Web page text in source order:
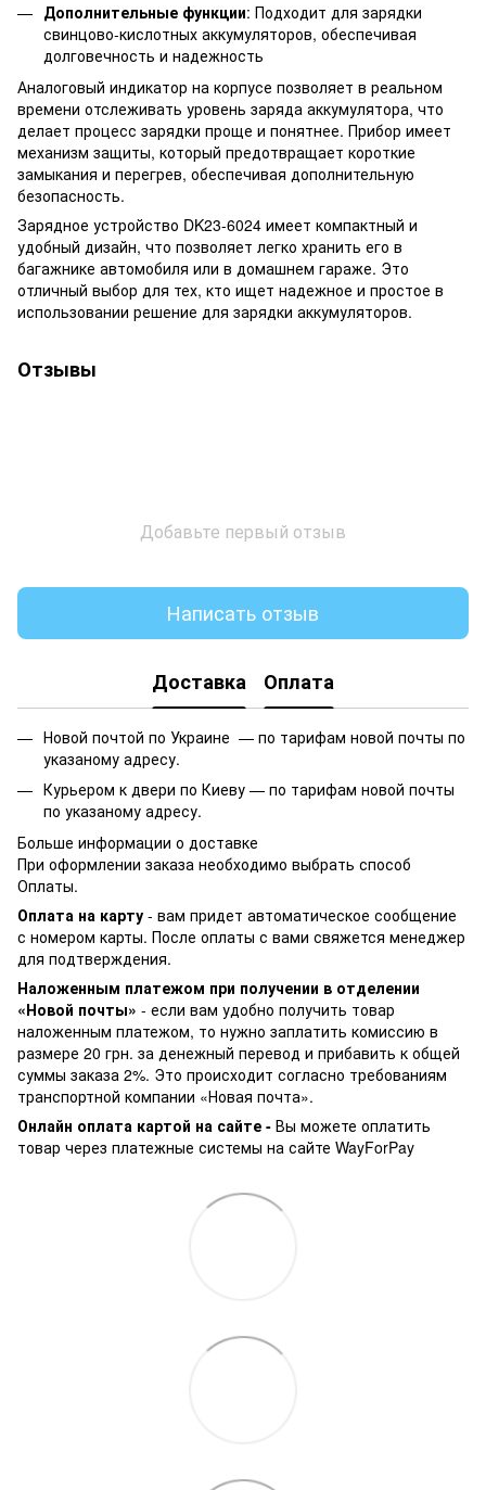
Дополнительные функции: Подходит для зарядки
свинцово-кислотных аккумуляторов, обеспечивая
долговечность и надежность
Аналоговый индикатор на корпусе позволяет в реальном
времени отслеживать уровень заряда аккумулятора, что
делает процесс зарядки проще и понятнее. Прибор имеет
механизм защиты, который предотвращает короткие
замыкания и перегрев, обеспечивая дополнительную
безопасность.
Зарядное устройство DK23-6024 имеет компактный и
удобный дизайн, что позволяет легко хранить его в
багажнике автомобиля или в домашнем гараже. Это
отличный выбор для тех, кто ищет надежное и простое в
использовании решение для зарядки аккумуляторов.
Отзывы
Добавьте первый отзыв
Написать отзыв
Доставка Оплата
Новой почтой по Украине — по тарифам новой почты по
указаному адресу.
Курьером к двери по Киеву — по тарифам новой почты
по указаному адресу.
Больше информации о доставке
При оформлении заказа необходимо выбрать способ
Оплаты.
Оплата на карту - вам придет автоматическое сообщение
с номером карты. После оплаты с вами свяжется менеджер
для подтверждения.
Наложенным платежом при получении в отделении
«Новой почты» - если вам удобно получить товар
наложенным платежом, то нужно заплатить комиссию в
размере 20 грн. за денежный перевод и прибавить к общей
суммы заказа 2%. Это происходит согласно требованиям
транспортной компании «Новая почта».
Онлайн оплата картой на сайте - Вы можете оплатить
товар через платежные системы на сайте WayForPay